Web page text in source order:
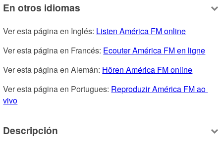
En otros idiomas
Ver esta página en Inglés: Listen América FM online
Ver esta página en Francés: Ecouter América FM en ligne
Ver esta página en Alemán: Hören América FM online
Ver esta página en Portugues: Reproduzir América FM ao
vivo
Descripción